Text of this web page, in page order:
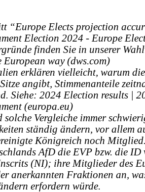
“Europe Elects projection
Election 2024 - Europe
finden Sie in unserer
European way (dws.com)
erklären vielleicht, warum
angibt, Stimmenanteile
Siehe: 2024 Election results |
(europa.eu)
Vergleiche immer
ständig ändern, vor allem
Königreich noch
AfD die EVP bzw. die
(NI); ihre Mitglieder des
anerkannten Fraktionen an,
erfordern würde.